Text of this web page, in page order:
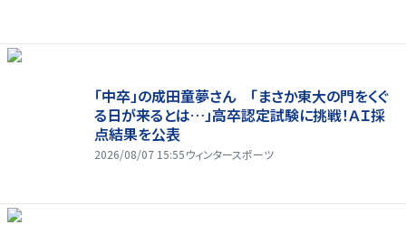
「中卒」の成田童夢さん 「まさか東大の門をくぐ
る日が来るとは…」高卒認定試験に挑戦！ＡＩ採
点結果を公表
2026/08/07 15:55ウィンタースポーツ